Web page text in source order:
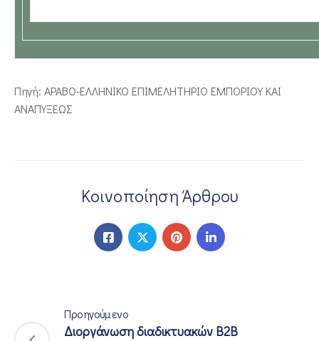
Πηγή: ΑΡΑΒΟ-ΕΛΛΗΝΙΚΟ ΕΠΙΜΕΛΗΤΗΡΙΟ ΕΜΠΟΡΙΟΥ ΚΑΙ
ΑΝΑΠΥΞΕΩΣ
Κοινοποίηση Άρθρου
Προηγούμενο
Διοργάνωση διαδικτυακών B2B